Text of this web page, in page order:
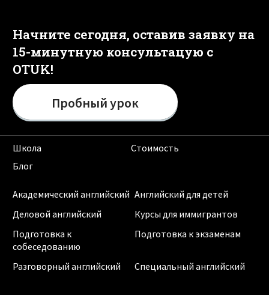
Начните сегодня, оставив заявку на
15-минутную консультацую с
OTUK!
Пробный урок
Школа
Стоимость
Блог
Академический английский Английский для детей
Деловой английский
Курсы для иммигрантов
Подготовка к
собеседованию
Подготовка к экзаменам
Разговорный английский Специальный английский